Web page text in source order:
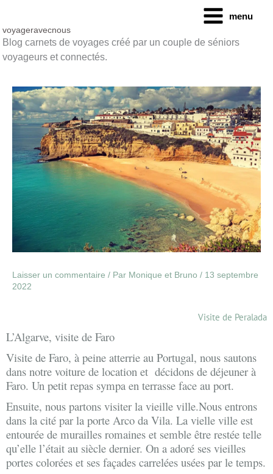
contenu
menu
voyageravecnous
Blog carnets de voyages créé par un couple de séniors
voyageurs et connectés.
Laisser un commentaire / Par Monique et Bruno / 13 septembre
2022
Visite de Peralada
L’Algarve, visite de Faro
Visite de Faro, à peine atterrie au Portugal, nous sautons
dans notre voiture de location et décidons de déjeuner à
Faro. Un petit repas sympa en terrasse face au port.
Ensuite, nous partons visiter la vieille ville.Nous entrons
dans la cité par la porte Arco da Vila. La vielle ville est
entourée de murailles romaines et semble être restée telle
qu’elle l’était au siècle dernier. On a adoré ses vieilles
portes colorées et ses façades carrelées usées par le temps.